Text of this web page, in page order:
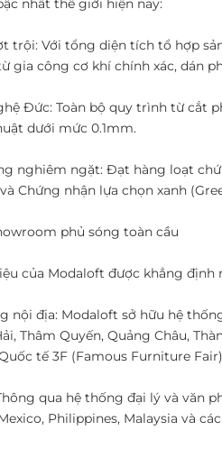
nhất thế giới hiện nay:
trội: Với tổng diện tích tổ hợp
gia công cơ khí chính xác, dán
Đức: Toàn bộ quy trình từ cắt
dưới mức 0.1mm.
nghiêm ngặt: Đạt hàng loạt
Chứng nhận lựa chọn xanh
phủ sóng toàn cầu
của Modaloft được khẳng
nội địa: Modaloft sở hữu hệ
Thâm Quyến, Quảng Châu,
tế 3F (Famous Furniture
qua hệ thống đại lý và văn
Philippines, Malaysia và